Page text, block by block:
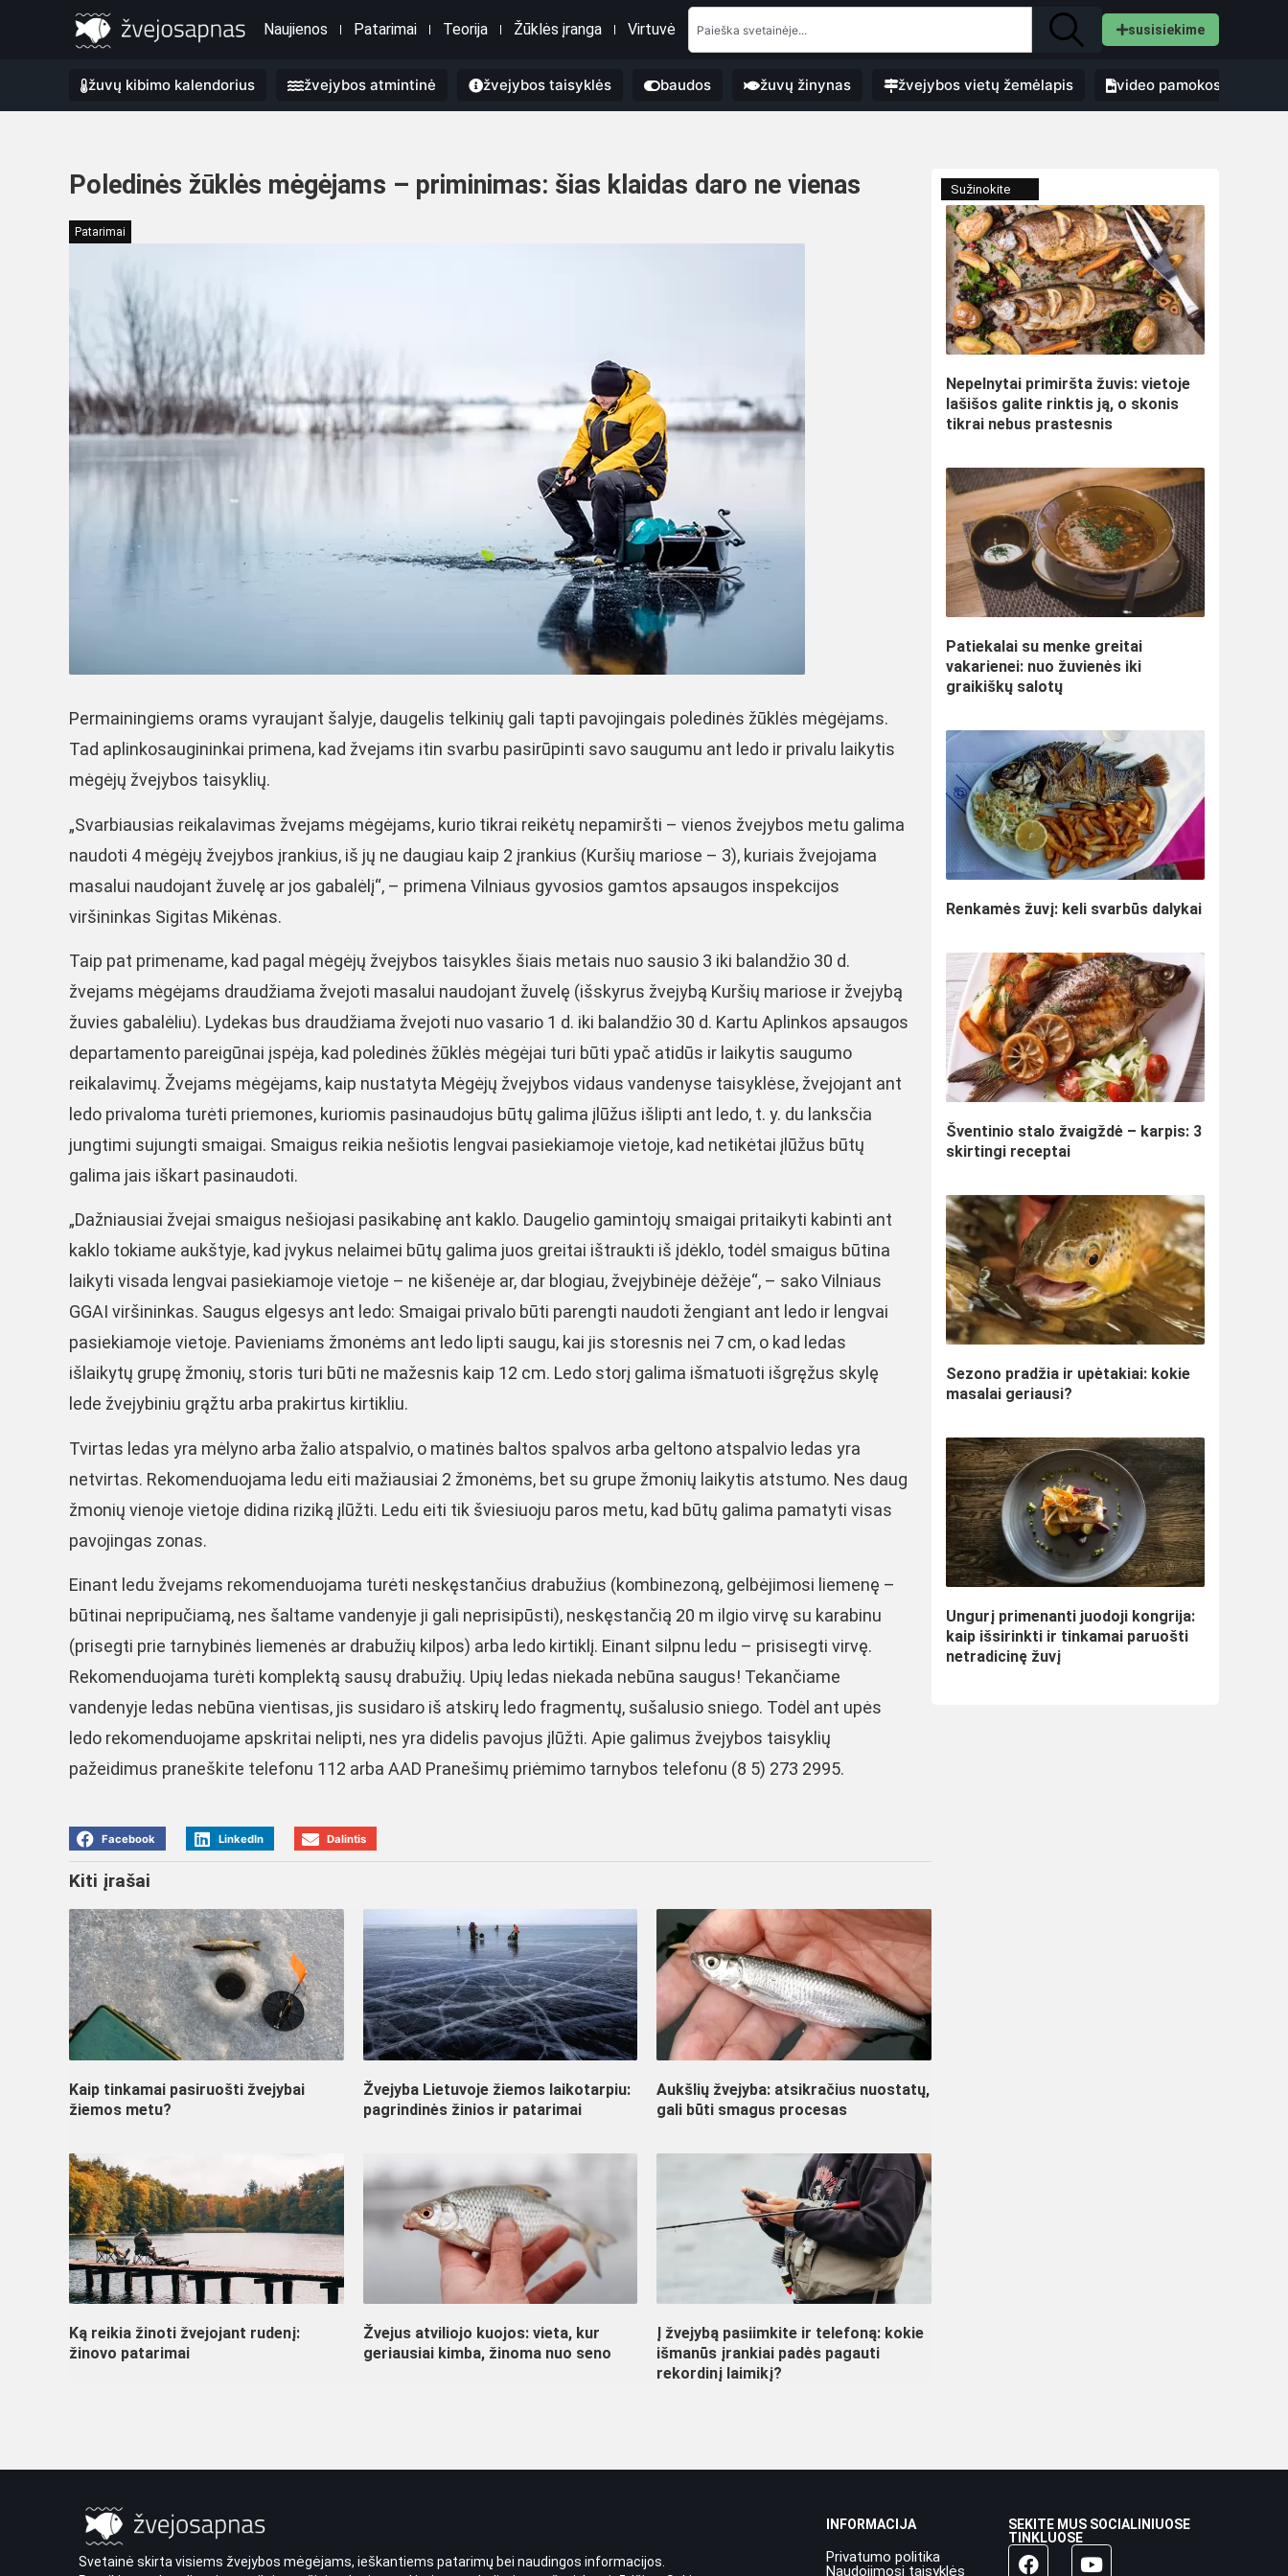
Naujienos Patarimai Teorija Žūklės įranga Virtuvė susisiekime
žuvų kibimo kalendorius žvejybos atmintinė žvejybos taisyklės baudos žuvų žinynas žvejybos vietų žemėlapis video pamokos
Poledinės žūklės mėgėjams – priminimas: šias klaidas daro ne vienas
Patarimai
Permainingiems orams vyraujant šalyje, daugelis telkinių gali tapti pavojingais poledinės žūklės mėgėjams.
Tad aplinkosaugininkai primena, kad žvejams itin svarbu pasirūpinti savo saugumu ant ledo ir privalu laikytis
mėgėjų žvejybos taisyklių.
„Svarbiausias reikalavimas žvejams mėgėjams, kurio tikrai reikėtų nepamiršti – vienos žvejybos metu galima
naudoti 4 mėgėjų žvejybos įrankius, iš jų ne daugiau kaip 2 įrankius (Kuršių mariose – 3), kuriais žvejojama
masalui naudojant žuvelę ar jos gabalėlį“, – primena Vilniaus gyvosios gamtos apsaugos inspekcijos
viršininkas Sigitas Mikėnas.
Taip pat primename, kad pagal mėgėjų žvejybos taisykles šiais metais nuo sausio 3 iki balandžio 30 d.
žvejams mėgėjams draudžiama žvejoti masalui naudojant žuvelę (išskyrus žvejybą Kuršių mariose ir žvejybą
žuvies gabalėliu). Lydekas bus draudžiama žvejoti nuo vasario 1 d. iki balandžio 30 d. Kartu Aplinkos apsaugos
departamento pareigūnai įspėja, kad poledinės žūklės mėgėjai turi būti ypač atidūs ir laikytis saugumo
reikalavimų. Žvejams mėgėjams, kaip nustatyta Mėgėjų žvejybos vidaus vandenyse taisyklėse, žvejojant ant
ledo privaloma turėti priemones, kuriomis pasinaudojus būtų galima įlūžus išlipti ant ledo, t. y. du lanksčia
jungtimi sujungti smaigai. Smaigus reikia nešiotis lengvai pasiekiamoje vietoje, kad netikėtai įlūžus būtų
galima jais iškart pasinaudoti.
„Dažniausiai žvejai smaigus nešiojasi pasikabinę ant kaklo. Daugelio gamintojų smaigai pritaikyti kabinti ant
kaklo tokiame aukštyje, kad įvykus nelaimei būtų galima juos greitai ištraukti iš įdėklo, todėl smaigus būtina
laikyti visada lengvai pasiekiamoje vietoje – ne kišenėje ar, dar blogiau, žvejybinėje dėžėje“, – sako Vilniaus
GGAI viršininkas. Saugus elgesys ant ledo: Smaigai privalo būti parengti naudoti žengiant ant ledo ir lengvai
pasiekiamoje vietoje. Pavieniams žmonėms ant ledo lipti saugu, kai jis storesnis nei 7 cm, o kad ledas
išlaikytų grupę žmonių, storis turi būti ne mažesnis kaip 12 cm. Ledo storį galima išmatuoti išgręžus skylę
lede žvejybiniu grąžtu arba prakirtus kirtikliu.
Tvirtas ledas yra mėlyno arba žalio atspalvio, o matinės baltos spalvos arba geltono atspalvio ledas yra
netvirtas. Rekomenduojama ledu eiti mažiausiai 2 žmonėms, bet su grupe žmonių laikytis atstumo. Nes daug
žmonių vienoje vietoje didina riziką įlūžti. Ledu eiti tik šviesiuoju paros metu, kad būtų galima pamatyti visas
pavojingas zonas.
Einant ledu žvejams rekomenduojama turėti neskęstančius drabužius (kombinezoną, gelbėjimosi liemenę –
būtinai nepripučiamą, nes šaltame vandenyje ji gali neprisipūsti), neskęstančią 20 m ilgio virvę su karabinu
(prisegti prie tarnybinės liemenės ar drabužių kilpos) arba ledo kirtiklį. Einant silpnu ledu – prisisegti virvę.
Rekomenduojama turėti komplektą sausų drabužių. Upių ledas niekada nebūna saugus! Tekančiame
vandenyje ledas nebūna vientisas, jis susidaro iš atskirų ledo fragmentų, sušalusio sniego. Todėl ant upės
ledo rekomenduojame apskritai nelipti, nes yra didelis pavojus įlūžti. Apie galimus žvejybos taisyklių
pažeidimus praneškite telefonu 112 arba AAD Pranešimų priėmimo tarnybos telefonu (8 5) 273 2995.
Facebook LinkedIn Dalintis
Kiti įrašai
Kaip tinkamai pasiruošti žvejybai
žiemos metu?
Žvejyba Lietuvoje žiemos laikotarpiu:
pagrindinės žinios ir patarimai
Aukšlių žvejyba: atsikračius nuostatų,
gali būti smagus procesas
Ką reikia žinoti žvejojant rudenį:
žinovo patarimai
Žvejus atviliojo kuojos: vieta, kur
geriausiai kimba, žinoma nuo seno
Į žvejybą pasiimkite ir telefoną: kokie
išmanūs įrankiai padės pagauti
rekordinį laimikį?
Sužinokite
Nepelnytai primiršta žuvis: vietoje
lašišos galite rinktis ją, o skonis
tikrai nebus prastesnis
Patiekalai su menke greitai
vakarienei: nuo žuvienės iki
graikiškų salotų
Renkamės žuvį: keli svarbūs dalykai
Šventinio stalo žvaigždė – karpis: 3
skirtingi receptai
Sezono pradžia ir upėtakiai: kokie
masalai geriausi?
Ungurį primenanti juodoji kongrija:
kaip išsirinkti ir tinkamai paruošti
netradicinę žuvį
Svetainė skirta visiems žvejybos mėgėjams, ieškantiems patarimų bei naudingos informacijos.
INFORMACIJA
Privatumo politika
Naudojimosi taisyklės
SEKITE MUS SOCIALINIUOSE
TINKLUOSE